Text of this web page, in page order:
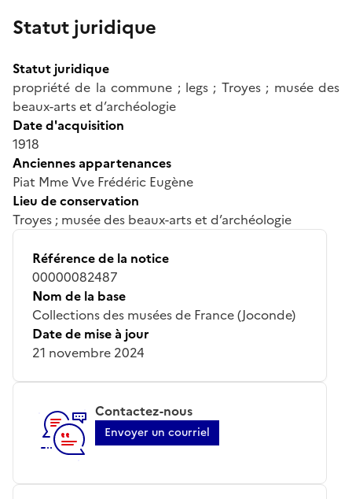
Statut juridique
Statut juridique
propriété de la commune ; legs ; Troyes ; musée des
beaux-arts et d’archéologie
Date d'acquisition
1918
Anciennes appartenances
Piat Mme Vve Frédéric Eugène
Lieu de conservation
Troyes ; musée des beaux-arts et d’archéologie
Référence de la notice
00000082487
Nom de la base
Collections des musées de France (Joconde)
Date de mise à jour
21 novembre 2024
Contactez-nous
Envoyer un courriel